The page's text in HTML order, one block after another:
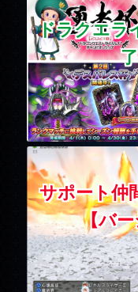
ドラクエラ
サポート仲
【バ